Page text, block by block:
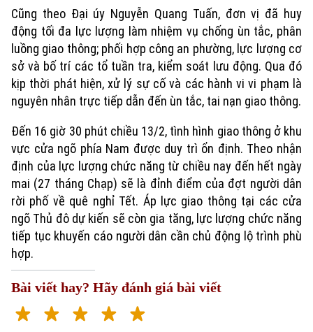
Cũng theo Đại úy Nguyễn Quang Tuấn, đơn vị đã huy
động tối đa lực lượng làm nhiệm vụ chống ùn tắc, phân
luồng giao thông; phối hợp công an phường, lực lượng cơ
sở và bố trí các tổ tuần tra, kiểm soát lưu động. Qua đó
kịp thời phát hiện, xử lý sự cố và các hành vi vi phạm là
nguyên nhân trực tiếp dẫn đến ùn tắc, tai nạn giao thông.
Đến 16 giờ 30 phút chiều 13/2, tình hình giao thông ở khu
vực cửa ngõ phía Nam được duy trì ổn định. Theo nhận
định của lực lượng chức năng từ chiều nay đến hết ngày
mai (27 tháng Chạp) sẽ là đỉnh điểm của đợt người dân
rời phố về quê nghỉ Tết. Áp lực giao thông tại các cửa
ngõ Thủ đô dự kiến sẽ còn gia tăng, lực lượng chức năng
tiếp tục khuyến cáo người dân cần chủ động lộ trình phù
hợp.
Bài viết hay? Hãy đánh giá bài viết